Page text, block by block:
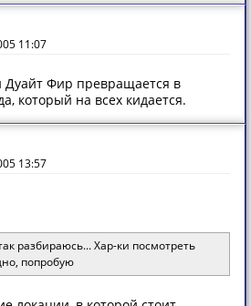
11:07
Дуайт Фир превращается в
который на всех кидается.
13:57
разбираюсь... Хар-ки посмотреть
попробую